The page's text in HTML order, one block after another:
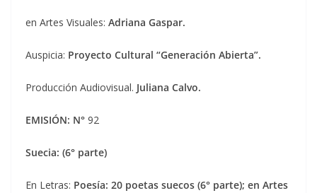
en Artes Visuales: Adriana Gaspar.
Auspicia: Proyecto Cultural “Generación Abierta”.
Producción Audiovisual. Juliana Calvo.
EMISIÓN: N° 92
Suecia: (6° parte)
En Letras: Poesía: 20 poetas suecos (6° parte); en Artes